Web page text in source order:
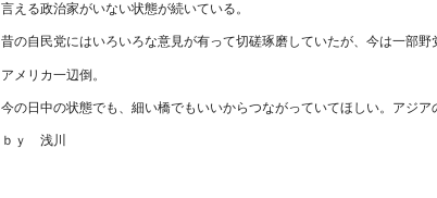
言える政治家がいない状態が続いている。
昔の自民党にはいろいろな意見が有って切磋琢磨していたが、今は一部野
アメリカ一辺倒。
今の日中の状態でも、細い橋でもいいからつながっていてほしい。アジア
ｂｙ 浅川